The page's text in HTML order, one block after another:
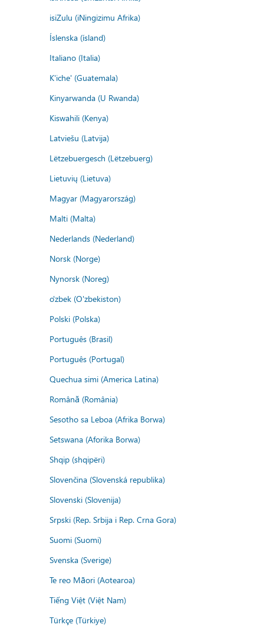
isiZulu (iNingizimu Afrika)
Íslenska (ísland)
Italiano (Italia)
K'iche' (Guatemala)
Kinyarwanda (U Rwanda)
Kiswahili (Kenya)
Latviešu (Latvija)
Lëtzebuergesch (Lëtzebuerg)
Lietuvių (Lietuva)
Magyar (Magyarország)
Malti (Malta)
Nederlands (Nederland)
Norsk (Norge)
Nynorsk (Noreg)
o'zbek (O'zbekiston)
Polski (Polska)
Português (Brasil)
Português (Portugal)
Quechua simi (America Latina)
Română (România)
Sesotho sa Leboa (Afrika Borwa)
Setswana (Aforika Borwa)
Shqip (shqipëri)
Slovenčina (Slovenská republika)
Slovenski (Slovenija)
Srpski (Rep. Srbija i Rep. Crna Gora)
Suomi (Suomi)
Svenska (Sverige)
Te reo Māori (Aotearoa)
Tiếng Việt (Việt Nam)
Türkçe (Türkiye)